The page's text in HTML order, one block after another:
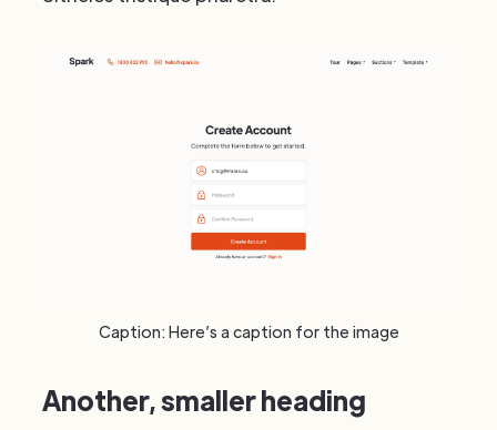
Caption: Here’s a caption for the image
Another, smaller heading